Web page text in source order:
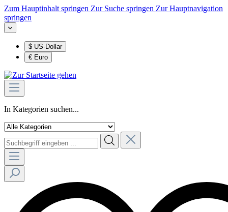
Zum Hauptinhalt springen Zur Suche springen Zur Hauptnavigation
springen
$ US-Dollar
€ Euro
In Kategorien suchen...